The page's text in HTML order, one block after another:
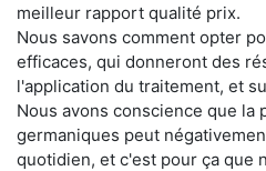
meilleur rapport qualité prix.
Nous savons comment opter
efficaces, qui donneront des
l'application du traitement, et
Nous avons conscience que la
germaniques peut
quotidien, et c'est pour ça que